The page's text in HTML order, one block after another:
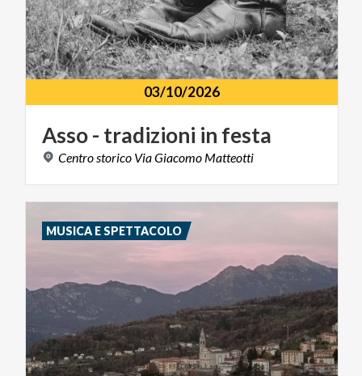
03/10/2026
Asso- tradizioni in festa
Centro storico ViaGiacomo Matteotti
MUSICA E SPETTACOLO